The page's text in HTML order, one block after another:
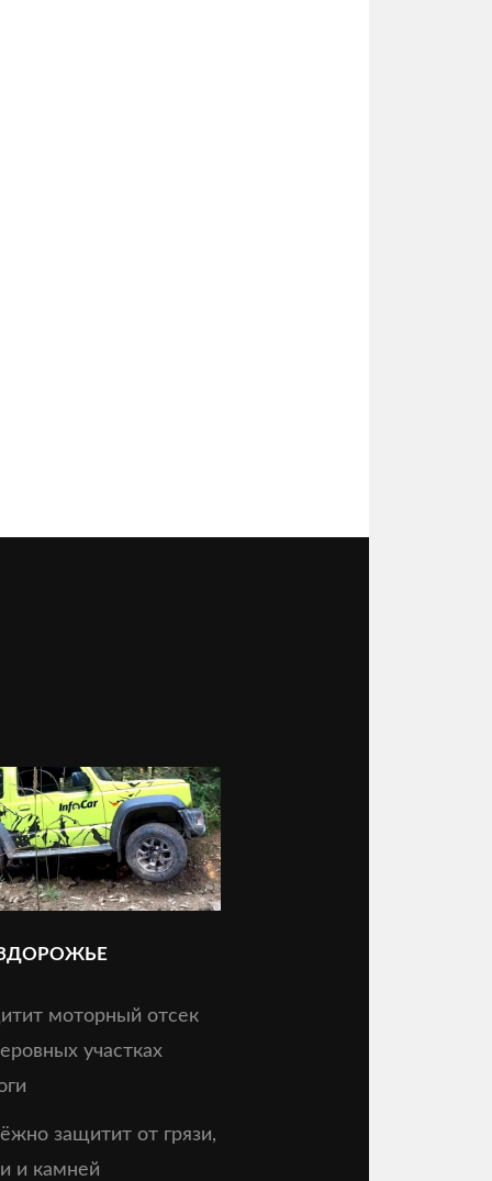
моторный отсек
участках
защитит от грязи,
и камней